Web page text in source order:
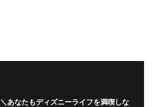
＼あなたもディズニーライフを満喫しな